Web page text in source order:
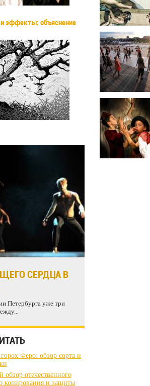
эффекты: объяснение
СЕРДЦА В
Петербурга уже три
Феро: обзор сорта и
отечественного
копирования и защиты